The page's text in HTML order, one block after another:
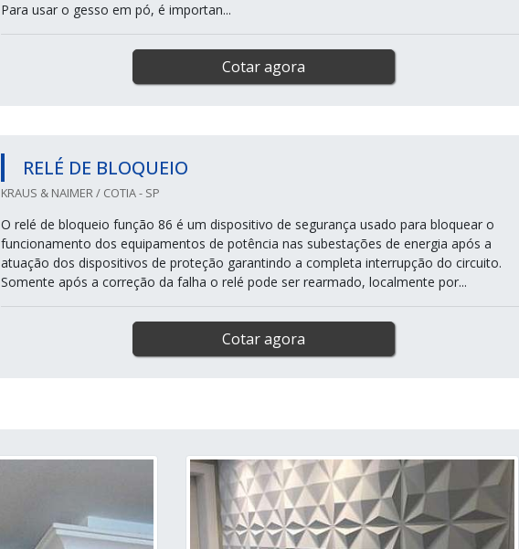
Para usar o gesso em pó, é importan...
Cotar agora
RELÉ DE BLOQUEIO
KRAUS & NAIMER / COTIA - SP
O relé de bloqueio função 86 é um dispositivo de segurança usado para bloquear o
funcionamento dos equipamentos de potência nas subestações de energia após a
atuação dos dispositivos de proteção garantindo a completa interrupção do circuito.
Somente após a correção da falha o relé pode ser rearmado, localmente por...
Cotar agora